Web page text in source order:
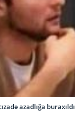
azadlığa buraxıldı